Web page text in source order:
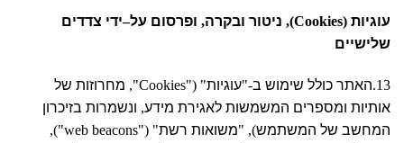
עוגיות (
Cookies), ניטור ובקרה, ופרסום על–ידי צדדים
שלישיים
13. האתר כולל שימוש ב-"עוגיות" ("Cookies",
מחרוזות של
אותיות ומספרים המשמשות לאגירת מידע, ונשמרות בזיכרון
המחשב של המשתמש), "משואות רשת" ("web beacons"),